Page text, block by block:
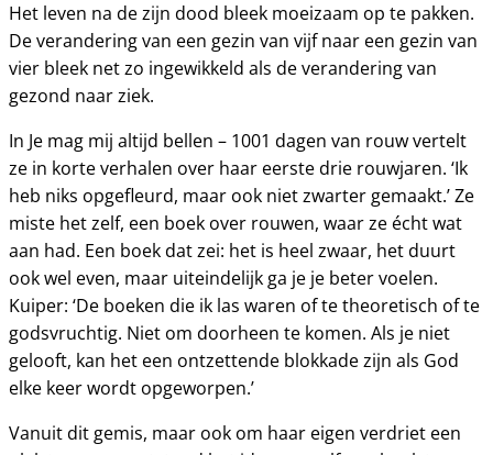
Het leven na de zijn dood bleek moeizaam op te pakken.
De verandering van een gezin van vijf naar een gezin van
vier bleek net zo ingewikkeld als de verandering van
gezond naar ziek.
In Je mag mij altijd bellen – 1001 dagen van rouw vertelt
ze in korte verhalen over haar eerste drie rouwjaren. ‘Ik
heb niks opgefleurd, maar ook niet zwarter gemaakt.’ Ze
miste het zelf, een boek over rouwen, waar ze écht wat
aan had. Een boek dat zei: het is heel zwaar, het duurt
ook wel even, maar uiteindelijk ga je je beter voelen.
Kuiper: ‘De boeken die ik las waren of te theoretisch of te
godsvruchtig. Niet om doorheen te komen. Als je niet
gelooft, kan het een ontzettende blokkade zijn als God
elke keer wordt opgeworpen.’
Vanuit dit gemis, maar ook om haar eigen verdriet een